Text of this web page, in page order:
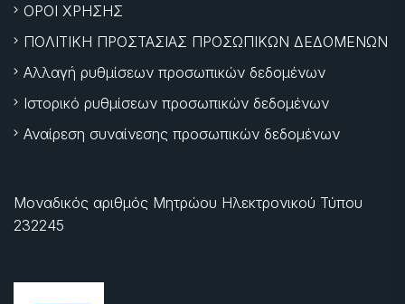
ΟΡΟΙ ΧΡΗΣΗΣ
ΠΟΛΙΤΙΚΗ ΠΡΟΣΤΑΣΙΑΣ ΠΡΟΣΩΠΙΚΩΝ ΔΕΔΟΜΕΝΩΝ
Αλλαγή ρυθμίσεων προσωπικών δεδομένων
Ιστορικό ρυθμίσεων προσωπικών δεδομένων
Αναίρεση συναίνεσης προσωπικών δεδομένων
Μοναδικός αριθμός Μητρώου Ηλεκτρονικού Τύπου
232245